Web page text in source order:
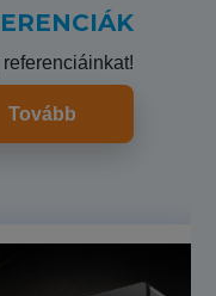
Tovább